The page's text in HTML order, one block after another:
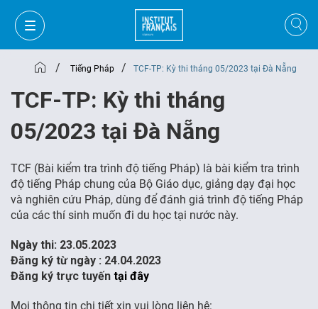
GIỎ HÀNG ĐĂNG NHẬP
/ Tiếng Pháp / TCF-TP: Kỳ thi tháng 05/2023 tại Đà Nẵng
TCF-TP: Kỳ thi tháng
05/2023 tại Đà Nẵng
TCF (Bài kiểm tra trình độ tiếng Pháp) là bài kiểm tra trình
độ tiếng Pháp chung của Bộ Giáo dục, giảng dạy đại học
và nghiên cứu Pháp, dùng để đánh giá trình độ tiếng Pháp
của các thí sinh muốn đi du học tại nước này.
Ngày thi: 23.05.2023
Đăng ký từ ngày : 24.04.2023
Đăng ký trực tuyến tại đây
Mọi thông tin chi tiết xin vui lòng liên hệ: